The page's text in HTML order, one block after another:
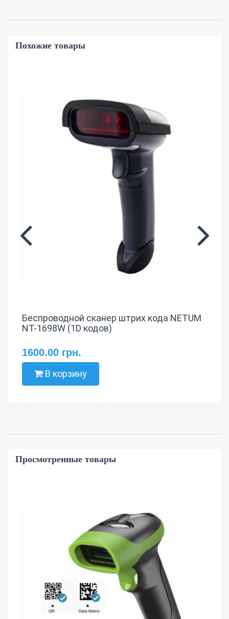
Похожие товары
Беспроводной сканер штрих кода NETUM
NT-1698W (1D кодов)
1600.00 грн.
В корзину
Просмотренные товары